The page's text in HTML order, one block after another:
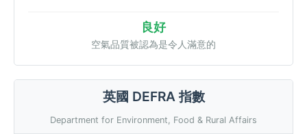
良好
空氣品質被認為是令人滿意的
英國 DEFRA 指數
Department for Environment, Food & Rural Affairs